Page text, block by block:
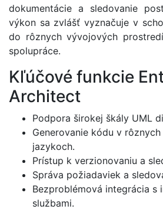
dokumentácie a sledovanie
výkon sa zvlášť vyznačuje v
do rôznych vývojových
spolupráce.
Kľúčové funkcie
Architect
Podpora širokej škály UML
Generovanie kódu v
jazykoch.
Prístup k verzionovaniu a
Správa požiadaviek a
Bezproblémová integrácia s
službami.